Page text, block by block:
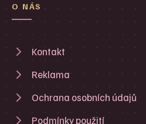
O NÁS
Kontakt
Reklama
Ochrana osobních údajů
Podmínky použití